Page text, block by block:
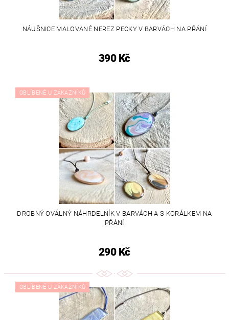
NÁUŠNICE MALOVANÉ NEREZ PECKY V BARVÁCH NA PŘÁNÍ
390 Kč
OBLÍBENÉ U ZÁKAZNÍKŮ
DROBNÝ OVÁLNÝ NÁHRDELNÍK V BARVÁCH A S KORÁLKEM NA
PŘÁNÍ
290 Kč
OBLÍBENÉ U ZÁKAZNÍKŮ